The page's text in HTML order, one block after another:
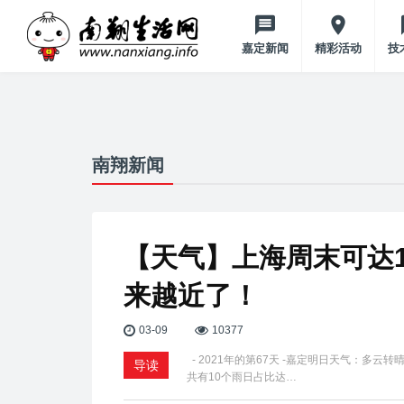
嘉定新闻 精彩活动 技
南翔新闻
【天气】上海周末可
来越近了！
03-09 10377
导读
- 2021年的第67天 -嘉定明日天气：多云转
共有10个雨日占比达…